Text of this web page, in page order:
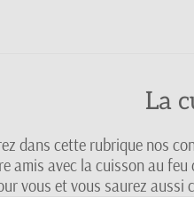
La
dans cette rubrique nos
amis avec la cuisson au
vous et vous saurez